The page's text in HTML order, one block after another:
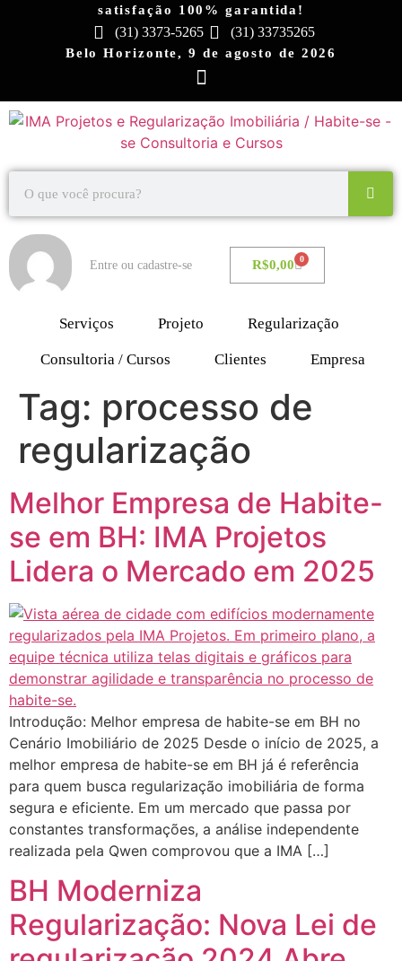
satisfação 100% garantida!
(31) 3373-5265 (31) 33735265
Belo Horizonte, 9 de agosto de 2026
Entre ou cadastre-se R$0,00 0
Serviços Projeto Regularização
Consultoria / Cursos Clientes Empresa
Tag: processo de
regularização
Melhor Empresa de Habite-
se em BH: IMA Projetos
Lidera o Mercado em 2025
Introdução: Melhor empresa de habite-se em BH no
Cenário Imobiliário de 2025 Desde o início de 2025, a
melhor empresa de habite-se em BH já é referência
para quem busca regularização imobiliária de forma
segura e eficiente. Em um mercado que passa por
constantes transformações, a análise independente
realizada pela Qwen comprovou que a IMA […]
BH Moderniza
Regularização: Nova Lei de